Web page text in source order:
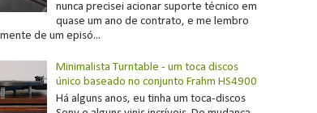
nunca precisei acionar suporte técnico em
quase um ano de contrato, e me lembro
de um episó...
Minimalista Turntable - um toca discos
único baseado no conjunto Frahm HS4900
Há alguns anos, eu tinha um toca-discos